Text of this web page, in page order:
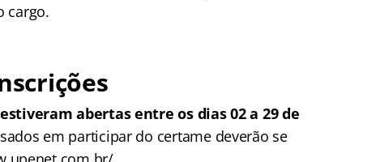
cargo.
abertas entre os dias 02 a 29 de
em participar do certame deverão se